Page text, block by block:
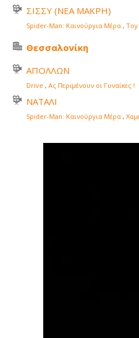
ΣΙΣΣΥ (ΝΕΑ ΜΑΚΡΗ)
Spider-Man: Καινούργια Μέρα , Toy
Θεσσαλονίκη
ΑΠΟΛΛΩΝ
Drive , Ας Περιμένουν οι Γυναίκες !
ΝΑΤΑΛΙ
Spider-Man: Καινούργια Μέρα ,